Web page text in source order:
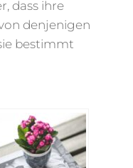
dass ihre
denjenigen
bestimmt